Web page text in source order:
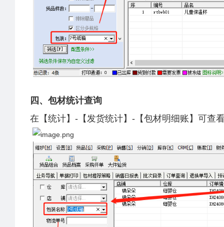
四、包材统计查询
在【统计】-【发货统计】-【包材明细账】可查